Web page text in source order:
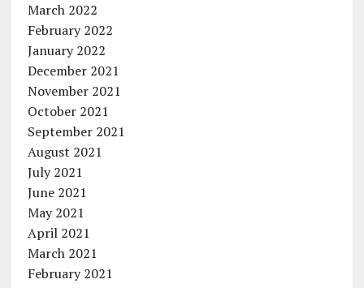
March 2022
February 2022
January 2022
December 2021
November 2021
October 2021
September 2021
August 2021
July 2021
June 2021
May 2021
April 2021
March 2021
February 2021